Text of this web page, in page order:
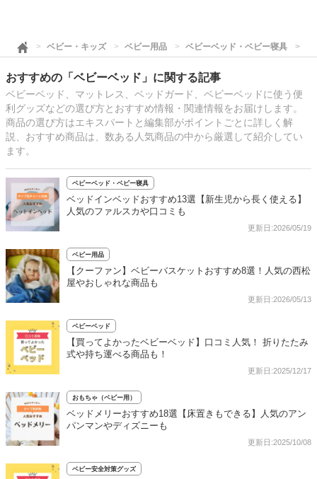
ベビー・キッズ ベビー用品 ベビーベッド・ベビー寝具
おすすめの「ベビーベッド」に関する記事
ベビーベッド、マットレス、ベッドガード、ベビーベッドに使う便
利グッズなどの選び方とおすすめ情報・関連情報をお届けします。
商品の選び方はエキスパートと編集部がポイントごとに詳しく解
説、おすすめ商品は、数ある人気商品の中から厳選して紹介してい
ます。
ベビーベッド・ベビー寝具
ベッドインベッドおすすめ13選【新生児から長く使える】
人気のファルスカや口コミも
更新日:2026/05/19
ベビー用品
【クーファン】ベビーバスケットおすすめ8選！人気の西松
屋やおしゃれな商品も
更新日:2026/05/13
ベビーベッド
【買ってよかったベビーベッド】口コミ人気！ 折りたたみ
式や持ち運べる商品も！
更新日:2025/12/17
おもちゃ（ベビー用）
ベッドメリーおすすめ18選【床置きもできる】人気のアン
パンマンやディズニーも
更新日:2025/10/08
ベビー安全対策グッズ